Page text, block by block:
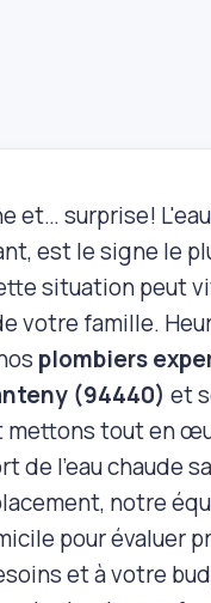
et… surprise!
est le signe le
situation peut
votre famille.
plombiers
(94440) et
mettons tout en
de l'eau chaude
notre
pour évaluer
et à votre